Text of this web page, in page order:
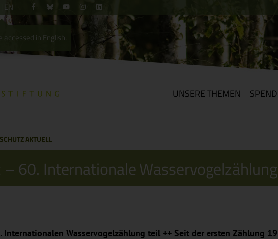
accessed in English.
EN
UNSERE THEMEN
AKTUELL
60. Internationale Wasservogelzählung
Internationalen Wasservogelzählung teil ++ Seit der ersten Zählung